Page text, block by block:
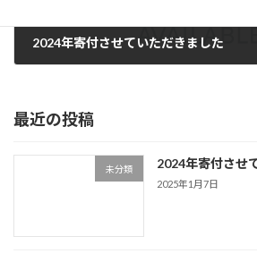
2024年寄付させていただきました
最近の投稿
未分類 2024年寄付させ
2025年1月7日